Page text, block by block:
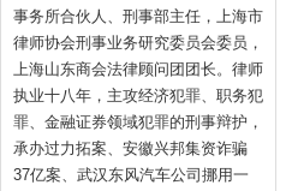
事务所合伙人、刑事部主任，上海市
律师协会刑事业务研究委员会委员，
上海山东商会法律顾问团团长。律师
执业十八年，主攻经济犯罪、职务犯
罪、金融证券领域犯罪的刑事辩护，
承办过力拓案、安徽兴邦集资诈骗
37亿案、武汉东风汽车公司挪用一